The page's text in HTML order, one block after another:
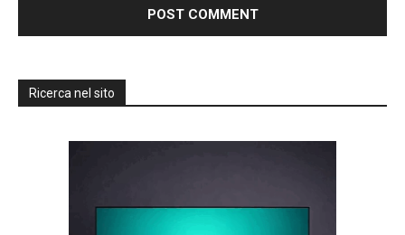
Ricerca nel sito